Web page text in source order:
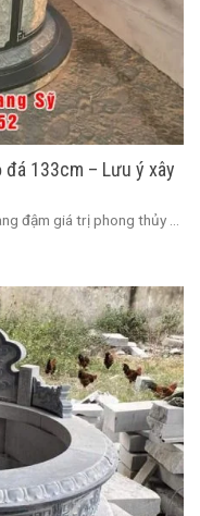
133cm – Lưu ý xây
đậm giá trị phong thủy ...